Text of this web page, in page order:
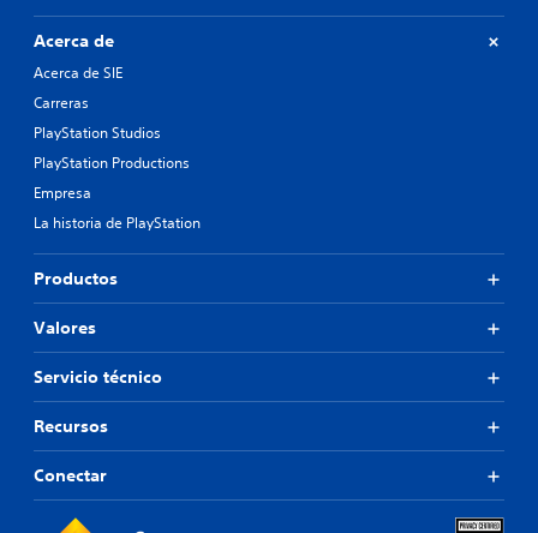
Acerca de
Acerca de SIE
Carreras
PlayStation Studios
PlayStation Productions
Empresa
La historia de PlayStation
Productos
Valores
Servicio técnico
Recursos
Conectar